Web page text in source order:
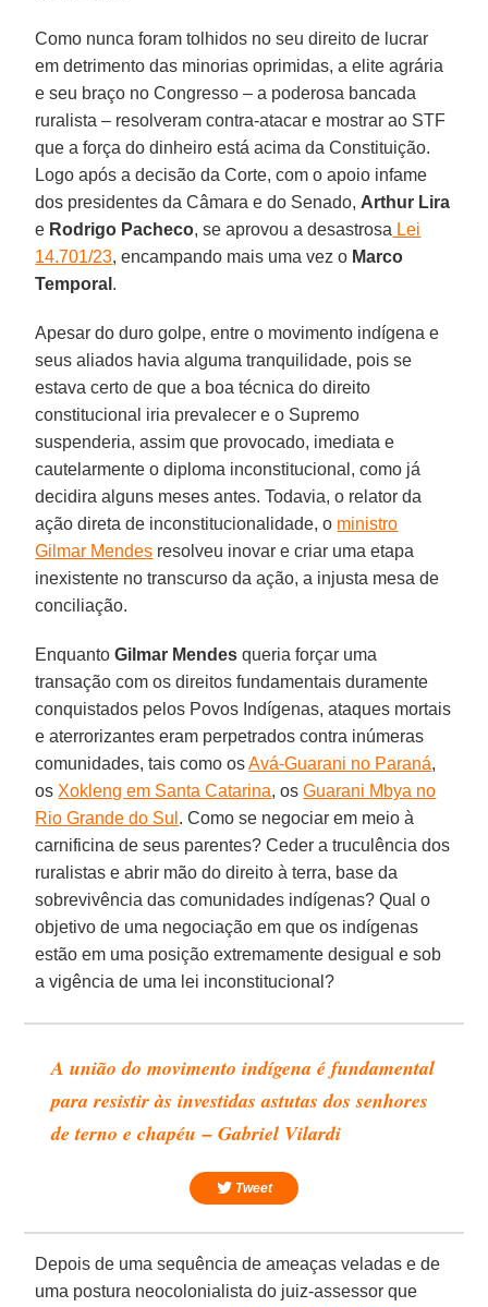
Como nunca foram tolhidos no seu direito de lucrar
em detrimento das minorias oprimidas, a elite agrária
e seu braço no Congresso – a poderosa bancada
ruralista – resolveram contra-atacar e mostrar ao STF
que a força do dinheiro está acima da Constituição.
Logo após a decisão da Corte, com o apoio infame
dos presidentes da Câmara e do Senado, Arthur Lira
e Rodrigo Pacheco, se aprovou a desastrosa Lei
14.701/23, encampando mais uma vez o Marco
Temporal .
Apesar do duro golpe, entre o movimento indígena e
seus aliados havia alguma tranquilidade, pois se
estava certo de que a boa técnica do direito
constitucional iria prevalecer e o Supremo
suspenderia, assim que provocado, imediata e
cautelarmente o diploma inconstitucional, como já
decidira alguns meses antes. Todavia, o relator da
ação direta de inconstitucionalidade, o ministro
Gilmar Mendes resolveu inovar e criar uma etapa
inexistente no transcurso da ação, a injusta mesa de
conciliação.
EnquantoGilmar Mendes queria forçar uma
transação com os direitos fundamentais duramente
conquistados pelos Povos Indígenas, ataques mortais
e aterrorizantes eram perpetrados contra inúmeras
comunidades, tais como osAvá-Guarani no Paraná,
os Xokleng em Santa Catarina, osGuarani Mbya no
Rio Grande do Sul . Como se negociar em meio à
carnificina de seus parentes? Ceder a truculência dos
ruralistas e abrir mão do direito à terra, base da
sobrevivência das comunidades indígenas? Qual o
objetivo de uma negociação em que os indígenas
estão em uma posição extremamente desigual e sob
a vigência de uma lei inconstitucional?
A união do movimento indígena é fundamental
para resistir às investidas astutas dos senhores
de terno e chapéu – Gabriel Vilardi
Tweet
Depois de uma sequência de ameaças veladas e de
uma postura neocolonialista do juiz-assessor que